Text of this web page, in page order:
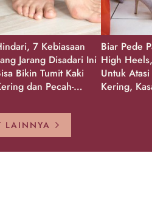
7 Kebiasaan
Jarang Disadari Ini
Bikin Tumit Kaki
dan Pecah-
Biar Pede
High
Untuk
Kering,
LAINNYA